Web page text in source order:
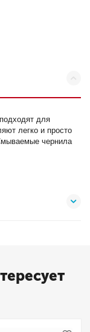
для
легко и просто
чернила